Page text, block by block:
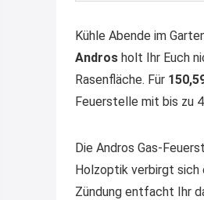
Kühle Abende im
Andros holt Ihr Euch
Rasenfläche. Für
Feuerstelle mit bis zu
Die Andros Gas-
Holzoptik verbirgt sich
Zündung entfacht Ihr